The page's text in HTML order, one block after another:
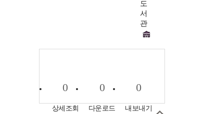
도
서
관
0
상세조회
0
다운로드
0
내보내기